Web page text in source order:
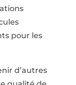
pour les
d’autres